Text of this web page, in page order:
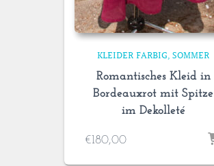
KLEIDER FARBIG SOMMER
Romantisches Kleid in
Bordeauxrot mit Spitze
im Dekolleté
€180,00